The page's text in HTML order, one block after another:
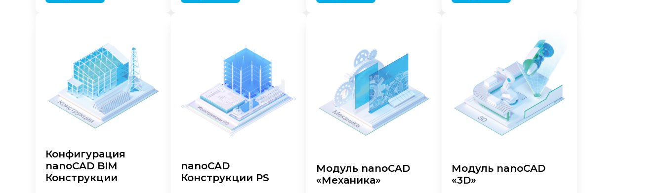
Конфигурация
nanoCAD BIM
Конструкции
nanoCAD
Конструкции PS
Модуль nanoCAD
«Механика»
Модуль nanoCAD
«3D»